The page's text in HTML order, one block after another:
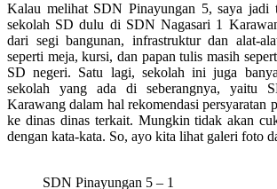
Kalau melihat SDN Pinayungan 5, saya jadi
sekolah SD dulu di SDN Nagasari 1
dari segi bangunan, infrastruktur dan alat-
seperti meja, kursi, dan papan tulis masih
SD negeri. Satu lagi, sekolah ini juga
sekolah yang ada di seberangnya, yaitu
Karawang dalam hal rekomendasi persyaratan
ke dinas dinas terkait. Mungkin tidak akan
dengan kata-kata. So, ayo kita lihat galeri foto
SDN Pinayungan 5 – 1